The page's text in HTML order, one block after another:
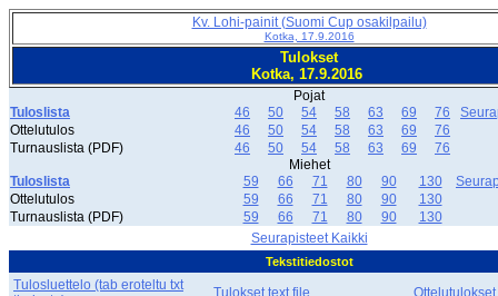
Kv. Lohi-painit (Suomi Cup osakilpailu)
Kotka, 17.9.2016
Tulokset
Kotka, 17.9.2016
Pojat
Tuloslista
46 50 54 58 63 69 76
Ottelutulos
46 50 54 58 63 69
76
Turnauslista (PDF)
46 50 54 58 63 69
76
Miehet
Tuloslista
59 66 71 80 90 130
Ottelutulos
59 66 71 80 90
130
Turnauslista (PDF)
59 66 71 80 90
130
Seurapisteet Kaikki
Tekstitiedostot
Tulosluettelo (tab eroteltu txt
Tulokset text file